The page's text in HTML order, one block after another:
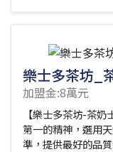
驅，擔任台灣社會
識的管道。我們透
的專業人力，每一
樂士多茶坊_
加盟金:8萬元
【樂士多茶坊-茶
第一的精神，選用
準，提供最好的品